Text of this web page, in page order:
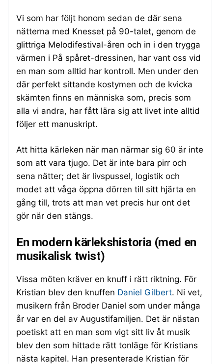
Vi som har följt honom sedan de där sena
nätterna med Knesset på 90-talet, genom de
glittriga Melodifestival-åren och in i den trygga
värmen i På spåret-dressinen, har vant oss vid
en man som alltid har kontroll. Men under den
där perfekt sittande kostymen och de kvicka
skämten finns en människa som, precis som
alla vi andra, har fått lära sig att livet inte alltid
följer ett manuskript.
Att hitta kärleken när man närmar sig 60 är inte
som att vara tjugo. Det är inte bara pirr och
sena nätter; det är livspussel, logistik och
modet att våga öppna dörren till sitt hjärta en
gång till, trots att man vet precis hur ont det
gör när den stängs.
En modern kärlekshistoria (med en
musikalisk twist)
Vissa möten kräver en knuff i rätt riktning. För
Kristian blev den knuffen Daniel Gilbert. Ni vet,
musikern från Broder Daniel som under många
år var en del av Augustifamiljen. Det är nästan
poetiskt att en man som vigt sitt liv åt musik
blev den som hittade rätt tonläge för Kristians
nästa kapitel. Han presenterade Kristian för